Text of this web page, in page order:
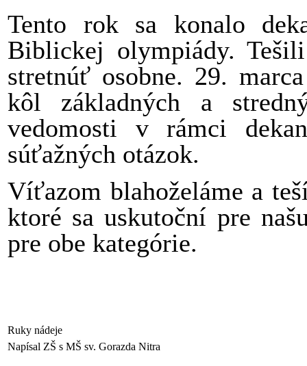
Tento rok sa konalo
Biblickej olympiády.
stretnúť osobne. 29.
kôl základných a
vedomosti v rámci
súťažných otázok.
Víťazom blahoželáme a
ktoré sa uskutoční pre
pre obe kategórie.
Ruky nádeje
Napísal ZŠ s MŠ sv. Gorazda Nitra